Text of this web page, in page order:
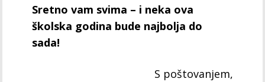
Sretno vam svima – i neka ova
školska godina bude najbolja do
sada!
S poštovanjem,